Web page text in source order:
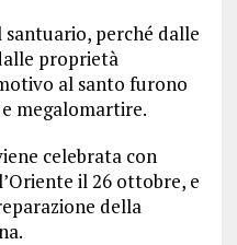
perché dalle
proprietà
al santo furono
megalomartire.
celebrata con
il 26 ottobre, e
della